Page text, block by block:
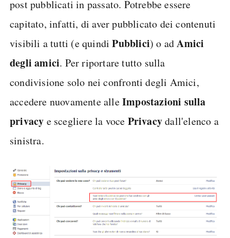
post pubblicati in passato. Potrebbe essere
capitato, infatti, di aver pubblicato dei contenuti
visibili a tutti (e quindiPubblici) o adAmici
degli amici. Per riportare tutto sulla
condivisione solo nei confronti degli Amici,
accedere nuovamente alleImpostazioni sulla
privacy e scegliere la voce Privacydall'elenco a
sinistra.